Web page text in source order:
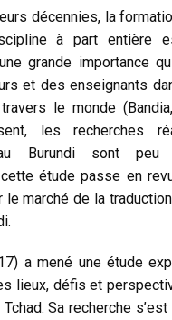
décennies, la
à part entière
grande importance
et des enseignants
le monde
les recherches
Burundi sont peu
étude passe en
marché de la
a mené une étude
lieux, défis et
Tchad. Sa recherche